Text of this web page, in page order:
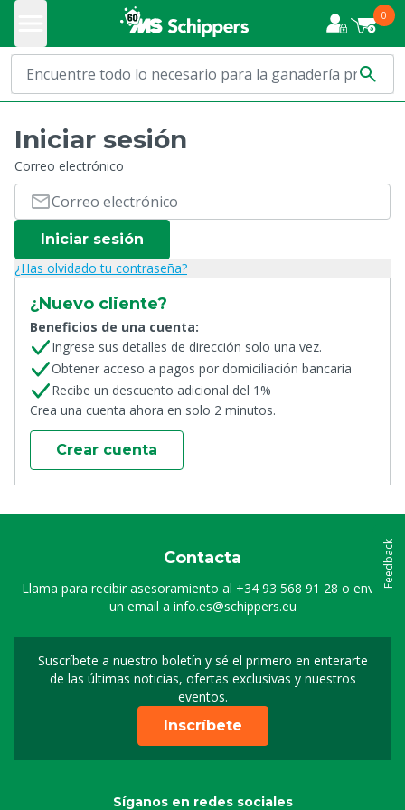
0
Iniciar sesión
Correo electrónico
Iniciar sesión
¿Has olvidado tu contraseña?
¿Nuevo cliente?
Beneficios de una cuenta:
Ingrese sus detalles de dirección solo una vez.
Obtener acceso a pagos por domiciliación bancaria
Recibe un descuento adicional del 1%
Crea una cuenta ahora en solo 2 minutos.
Crear cuenta
Contacta
Llama para recibir asesoramiento al +34 93 568 91 28 o envía
un email a info.es@schippers.eu
Suscríbete a nuestro boletín y sé el primero en enterarte
de las últimas noticias, ofertas exclusivas y nuestros
eventos.
Suscripción a nuestro
Inscríbete
Síganos en redes sociales
Feedback